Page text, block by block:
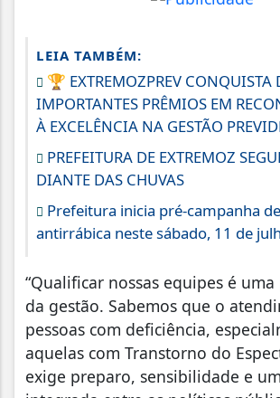
LEIA TAMBÉM:
🏆 EXTREMOZPREV CONQUISTA
IMPORTANTES PRÊMIOS EM
À EXCELÊNCIA NA GESTÃO
PREFEITURA DE EXTREMOZ
DIANTE DAS CHUVAS
Prefeitura inicia pré-campanha
antirrábica neste sábado, 11 de
“Qualificar nossas equipes é
da gestão. Sabemos que o
pessoas com deficiência,
aquelas com Transtorno do
exige preparo, sensibilidade e